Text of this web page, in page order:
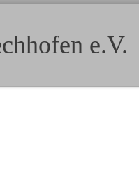
e.V.